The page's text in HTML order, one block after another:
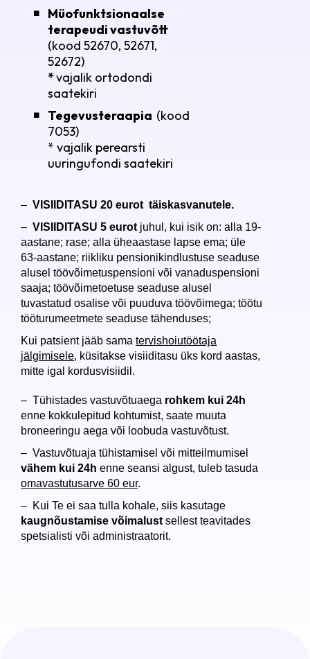
Müofunktsionaalse
terapeudi vastuvõtt
(kood 52670, 52671,
52672)
*vajalik ortodondi
saatekiri
Tegevusteraapia (kood
7053)
* vajalik perearsti
uuringufondi saatekiri
– VISIIDITASU 20 eurot täiskasvanutele.
– VISIIDITASU 5 eurot juhul, kui isik on: alla 19-
aastane; rase; alla üheaastase lapse ema; üle
63-aastane; riikliku pensionikindlustuse seaduse
alusel töövõimetuspensioni või vanaduspensioni
saaja; töövõimetoetuse seaduse alusel
tuvastatud osalise või puuduva töövõimega; töötu
tööturumeetmete seaduse tähenduses;
Kui patsient jääb sama tervishoiutöötaja
jälgimisele, küsitakse visiiditasu üks kord aastas,
mitte igal kordusvisiidil.
– Tühistades vastuvõtuaega rohkem kui 24h
enne kokkulepitud kohtumist, saate muuta
broneeringu aega või loobuda vastuvõtust.
– Vastuvõtuaja tühistamisel või mitteilmumisel
vähem kui 24h enne seansi algust, tuleb tasuda
omavastutusarve 60 eur.
– Kui Te ei saa tulla kohale, siis kasutage
kaugnõustamise võimalust sellest teavitades
spetsialisti või administraatorit.